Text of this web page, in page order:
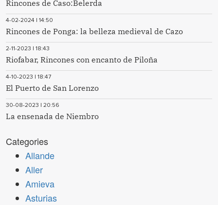
Rincones de Caso:Belerda
4-02-2024 | 14:50
Rincones de Ponga: la belleza medieval de Cazo
2-11-2023 | 18:43
Riofabar, Rincones con encanto de Piloña
4-10-2023 | 18:47
El Puerto de San Lorenzo
30-08-2023 | 20:56
La ensenada de Niembro
Categories
Allande
Aller
Amieva
Asturias